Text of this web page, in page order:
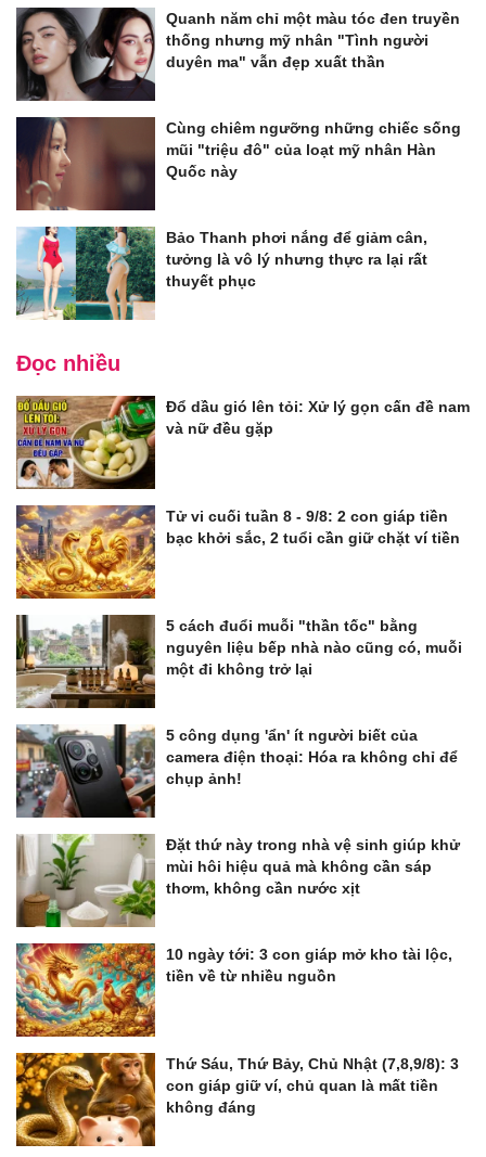
Quanh năm chỉ một màu tóc đen truyền
thống nhưng mỹ nhân "Tình người
duyên ma" vẫn đẹp xuất thần
Cùng chiêm ngưỡng những chiếc sống
mũi "triệu đô" của loạt mỹ nhân Hàn
Quốc này
Bảo Thanh phơi nắng để giảm cân,
tưởng là vô lý nhưng thực ra lại rất
thuyết phục
Đọc nhiều
Đổ dầu gió lên tỏi: Xử lý gọn cấn đề nam
và nữ đều gặp
Tử vi cuối tuần 8 - 9/8: 2 con giáp tiền
bạc khởi sắc, 2 tuổi cần giữ chặt ví tiền
5 cách đuổi muỗi "thần tốc" bằng
nguyên liệu bếp nhà nào cũng có, muỗi
một đi không trở lại
5 công dụng 'ẩn' ít người biết của
camera điện thoại: Hóa ra không chỉ để
chụp ảnh!
Đặt thứ này trong nhà vệ sinh giúp khử
mùi hôi hiệu quả mà không cần sáp
thơm, không cần nước xịt
10 ngày tới: 3 con giáp mở kho tài lộc,
tiền về từ nhiều nguồn
Thứ Sáu, Thứ Bảy, Chủ Nhật (7,8,9/8): 3
con giáp giữ ví, chủ quan là mất tiền
không đáng